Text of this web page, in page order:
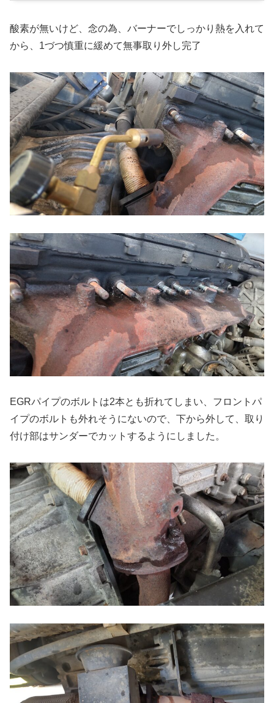
酸素が無いけど、念の為、バーナーでしっかり熱を入れて
から、1づつ慎重に緩めて無事取り外し完了
EGRパイプのボルトは2本とも折れてしまい、フロントパ
イプのボルトも外れそうにないので、下から外して、取り
付け部はサンダーでカットするようにしました。